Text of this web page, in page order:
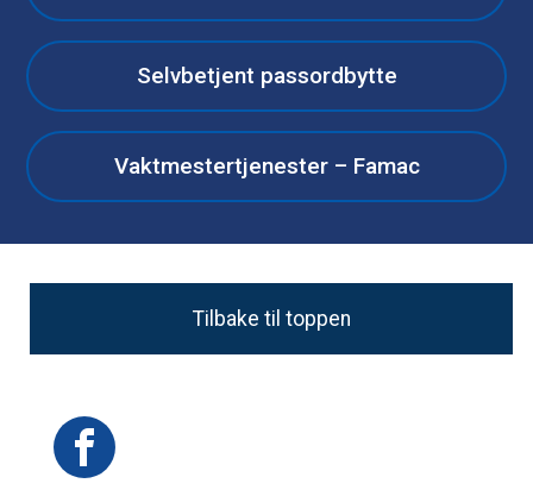
Selvbetjent passordbytte
Vaktmestertjenester – Famac
Tilbake til toppen